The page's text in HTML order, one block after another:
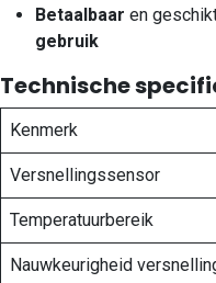
Betaalbaar en
gebruik
Technische
Kenmerk
Versnellingssensor
Temperatuurbereik
Nauwkeurigheid